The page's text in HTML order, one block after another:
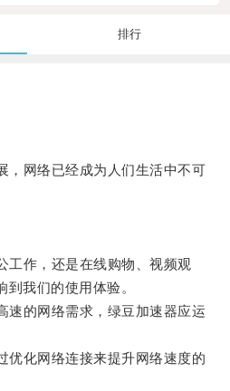
排行
网络已经成为人们生活中不可
作，还是在线购物、视频观
我们的使用体验。
的网络需求，绿豆加速器应运
化网络连接来提升网络速度的